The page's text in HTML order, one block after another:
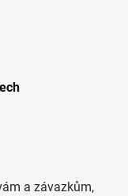
a závazkům,